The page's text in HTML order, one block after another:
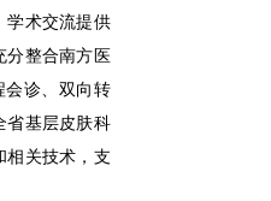
学术交流提供
分整合南方医
会诊、双向转
省基层皮肤科
相关技术，支